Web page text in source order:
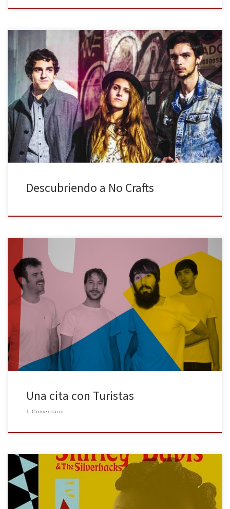
No Crafts son un grupo madrileño de garaje, esa especie de cajón
desastre con la que hoy se engloba a casi cualquier banda en la
que se toque una guitarra. Sin embargo, en el caso de No Crafts,
su música sí tiene ese regusto garajero que la etiqueta, siempre
odiosa, inspira. Conozcámosles […]
Descubriendo a No Crafts
Las citas a ciegas son una constante en el periodismo. Cuadrar
agendas y quedar en terreno neutral, normalmente un bar, es tan
habitual que debería impartirse como asignatura en las
universidades. Elegir un bar es imprescindible siempre que haya
músicos o periodistas entre los citados. La presencia de alcohol
tranquiliza […]
Una cita con Turistas
1 Comentario
La conversación se ha prolongado más de lo previsto, una hora